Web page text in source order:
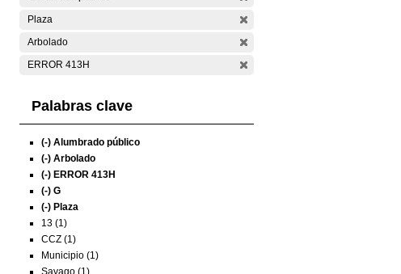
Plaza
Arbolado
ERROR 413H
Palabras clave
(-) Alumbrado público
(-) Arbolado
(-) ERROR 413H
(-) G
(-) Plaza
13 (1)
CCZ (1)
Municipio (1)
Sayago (1)